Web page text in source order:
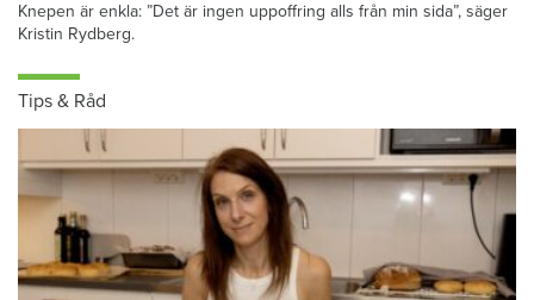
Knepen är enkla: ”Det är ingen uppoffring alls från min sida”, säger
Kristin Rydberg.
Tips & Råd